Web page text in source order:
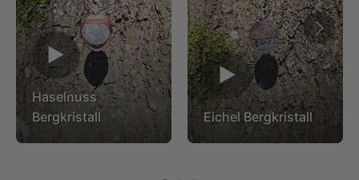
▶
Haselnuss
Bergkristall
▶
Eichel Bergkristall